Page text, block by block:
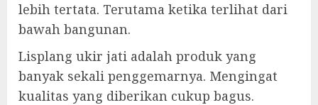
lebih tertata. Terutama ketika terlihat dari
bawah bangunan.
Lisplang ukir jati adalah produk yang
banyak sekali penggemarnya. Mengingat
kualitas yang diberikan cukup bagus.